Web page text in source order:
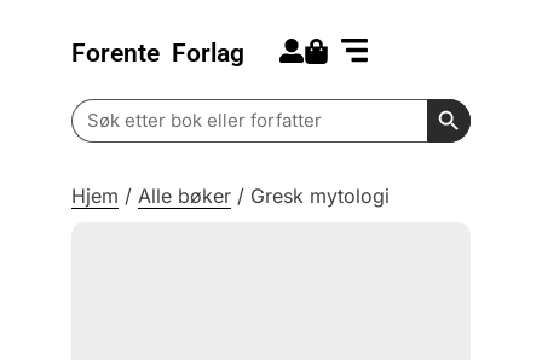
Forente Forlag
Search
for:
Search
Hjem / Alle bøker / Gresk mytologi